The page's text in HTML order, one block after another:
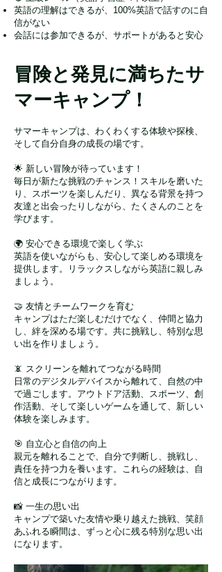
英語の理解はできるが、100%英語で話すのに自
信がない
会話には参加できるが、サポートがあると安心
冒険と発見に満ちたサ
マーキャンプ！
サマーキャンプは、わくわくする体験や探検、
そして自分自身の成長の場です。
🌟 新しい冒険が待っています！
毎日が新たな挑戦のチャンス！スキルを磨いた
り、スポーツを楽しんだり、異なる背景を持つ
友達と出会ったりしながら、たくさんのことを
学びます。
🌍 安心できる環境で楽しく学ぶ
英語を使いながらも、安心して楽しめる環境を
提供します。リラックスしながら英語に親しみ
ましょう。
🤝 友情とチームワークを育む
キャンプはただ楽しむだけでなく、仲間と協力
し、絆を深める場です。共に挑戦し、特別な思
い出を作りましょう。
📵 スクリーンを離れてつながる時間
日常のデジタルデバイスから離れて、自然の中
で過ごします。アウトドア活動、スポーツ、創
作活動、そして楽しいゲームを通して、新しい
体験を楽しみます。
🎯 自立心と自信の向上
親元を離れることで、自分で判断し、挑戦し、
責任を持つ力を養います。これらの経験は、自
信と成長につながります。
📸 一生の思い出
キャンプで築いた友情や乗り越えた挑戦、笑顔
あふれる瞬間は、ずっと心に残る特別な思い出
になります。